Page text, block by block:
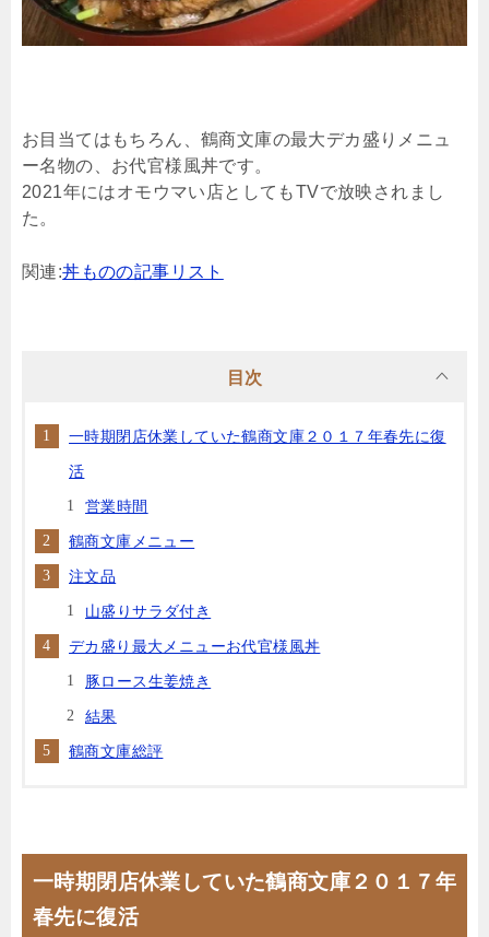
お目当てはもちろん、鶴商文庫の最大デカ盛りメニュ
ー名物の、お代官様風丼です。
2021年にはオモウマい店としてもTVで放映されまし
た。
関連:丼ものの記事リスト
目次
一時期閉店休業していた鶴商文庫２０１７年春先に復
活
営業時間
鶴商文庫メニュー
注文品
山盛りサラダ付き
デカ盛り最大メニューお代官様風丼
豚ロース生姜焼き
結果
鶴商文庫総評
一時期閉店休業していた鶴商文庫２０１７年
春先に復活